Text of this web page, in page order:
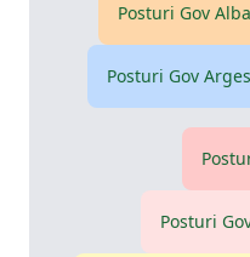
Posturi Gov Alba
Posturi Gov Arges
Posturi